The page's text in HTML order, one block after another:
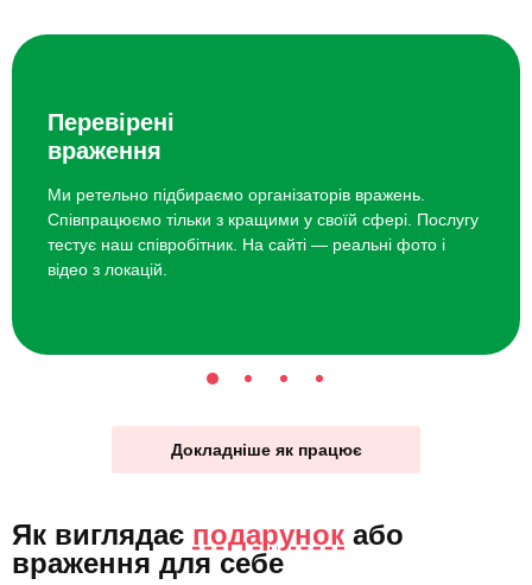
Перевірені
враження
Ми ретельно підбираємо організаторів вражень.
Співпрацюємо тільки з кращими у своїй сфері. Послугу
тестує наш співробітник. На сайті — реальні фото і
відео з локацій.
Докладніше як працює
Як виглядає подарунок або
враження для себе